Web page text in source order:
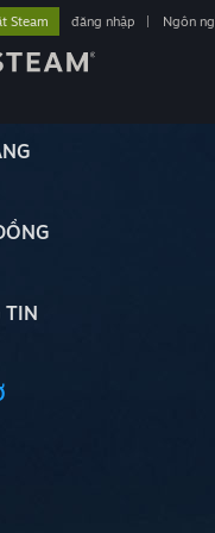
TIN
Steam đăng nhập Ngôn